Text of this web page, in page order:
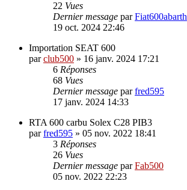
22 Vues
Dernier message parFiat600abarth
19 oct. 2024 22:46
Importation SEAT 600
parclub500 » 16 janv. 2024 17:21
6 Réponses
68 Vues
Dernier message parfred595
17 janv. 2024 14:33
RTA 600 carbu Solex C28 PIB3
parfred595 » 05 nov. 2022 18:41
3 Réponses
26 Vues
Dernier message parFab500
05 nov. 2022 22:23